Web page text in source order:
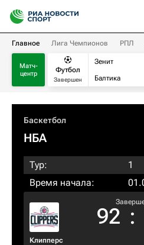
Главное Лига Чемпионов РПЛ
Матч-
центр
Футбол
Завершен
Зенит
Балтика
Баскетбол
НБА
Тур:
1
Время начала:
Клипперс
92 :